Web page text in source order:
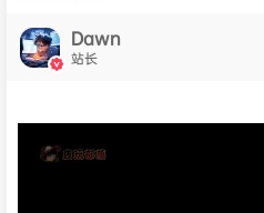
Dawn
站长